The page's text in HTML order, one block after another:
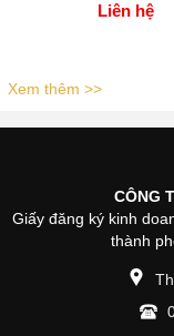
Liên hệ
Xem thêm >>
CÔNG
Giấy đăng ký kinh
thành